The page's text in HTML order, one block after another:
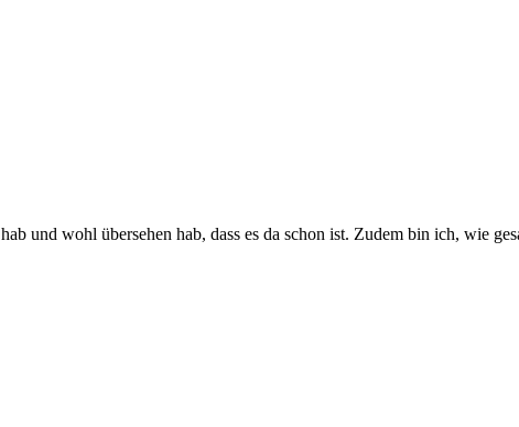
und wohl übersehen hab, dass es da schon ist. Zudem bin ich, wie